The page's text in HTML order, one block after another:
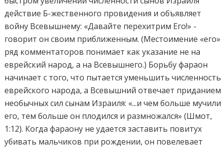
действие Б-жественного провидения и объявляет
войну Всевышнему: «Давайте перехитрим Его!» -
говорит он своим приближенным. (Местоимение «его»
ряд комментаторов понимает как указание не на
еврейский народ, а на Всевышнего.) Борьбу фараон
начинает с того, что пытается уменьшить численность
еврейского народа, а Всевышний отвечает приданием
необычных сил сынам Израиля: «...и чем больше мучили
его, тем больше он плодился и размножался» (Шмот,
1:12). Когда фараону не удается заставить повитух
убивать мальчиков при рождении, он повелевает